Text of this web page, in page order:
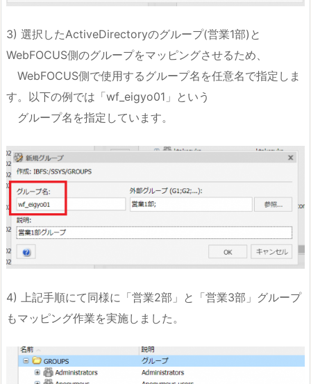
3) 選択したActiveDirectoryのグループ(営業1部)と
WebFOCUS側のグループをマッピングさせるため、
WebFOCUS側で使用するグループ名を任意名で指定しま
す。以下の例では「wf_eigyo01」という
グループ名を指定しています。
4) 上記手順にて同様に「営業2部」と「営業3部」グループ
もマッピング作業を実施しました。